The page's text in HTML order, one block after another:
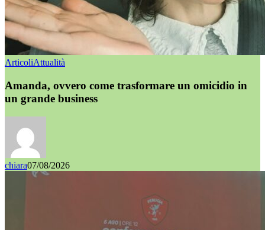
ArticoliAttualità
Amanda, ovvero come trasformare un omicidio in
un grande business
chiara07/08/2026